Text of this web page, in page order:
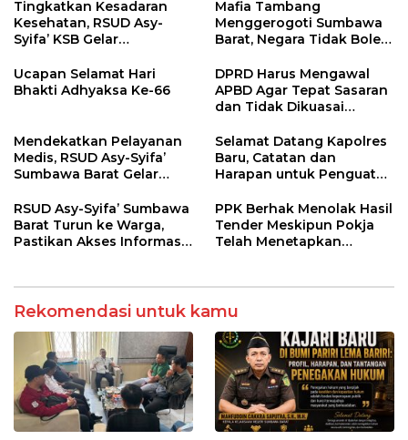
Regulasi
Tingkatkan Kesadaran
Kesehatan, RSUD Asy-
Syifa’ KSB Gelar
Melitus pada Lansia
Mafia Tambang
Menggerogoti Sumbawa
Barat, Negara Tidak Boleh
hingga WNA
Ucapan Selamat Hari
Bhakti Adhyaksa Ke-66
DPRD Harus Mengawal
APBD Agar Tepat Sasaran
dan Tidak Dikuasai
Tertentu
Mendekatkan Pelayanan
Medis, RSUD Asy-Syifa’
Sumbawa Barat Gelar
Kesehatan di Taliwang
Selamat Datang Kapolres
Baru, Catatan dan
Harapan untuk Penguatan
RSUD Asy-Syifa’ Sumbawa
Barat Turun ke Warga,
Pastikan Akses Informasi
PPK Berhak Menolak Hasil
Tender Meskipun Pokja
Telah Menetapkan
Rekomendasi untuk kamu